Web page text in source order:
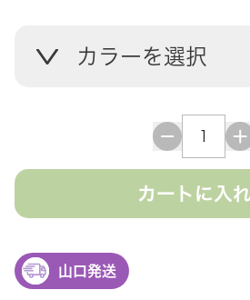
カラーを選択
カートに入
山口発送